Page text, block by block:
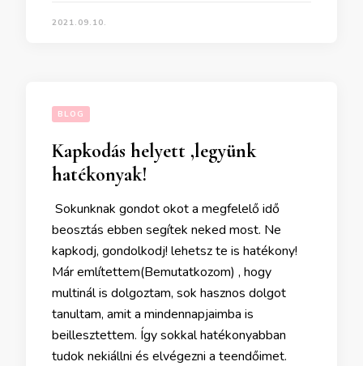
2021.09.10.
BLOG
Kapkodás helyett ,legyünk
hatékonyak!
Sokunknak gondot okot a megfelelő idő
beosztás ebben segítek neked most. Ne
kapkodj, gondolkodj! lehetsz te is hatékony!
Már említettem(Bemutatkozom) , hogy
multinál is dolgoztam, sok hasznos dolgot
tanultam, amit a mindennapjaimba is
beillesztettem. Így sokkal hatékonyabban
tudok nekiállni és elvégezni a teendőimet.